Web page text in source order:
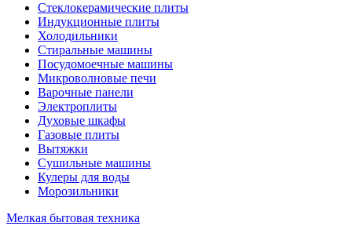
Стеклокерамические плиты
Индукционные плиты
Холодильники
Стиральные машины
Посудомоечные машины
Микроволновые печи
Варочные панели
Электроплиты
Духовые шкафы
Газовые плиты
Вытяжки
Сушильные машины
Кулеры для воды
Морозильники
Мелкая бытовая техника